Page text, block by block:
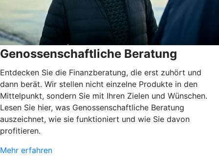
Genossenschaftliche Beratung
Entdecken Sie die Finanzberatung, die erst zuhört und
dann berät. Wir stellen nicht einzelne Produkte in den
Mittelpunkt, sondern Sie mit Ihren Zielen und Wünschen.
Lesen Sie hier, was Genossenschaftliche Beratung
auszeichnet, wie sie funktioniert und wie Sie davon
profitieren.
Mehr erfahren